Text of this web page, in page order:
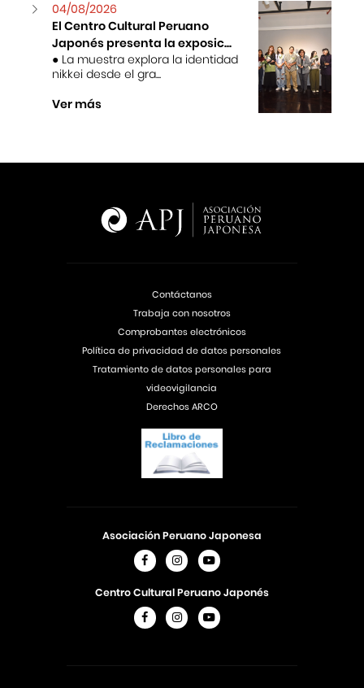
04/08/2026
El Centro Cultural Peruano
Japonés presenta la exposic...
● La muestra explora la identidad
nikkei desde el gra...
Ver más
Asociación Peruano Japonesa
Centro Cultural Peruano Japonés
Contáctanos
Trabaja con nosotros
Comprobantes electrónicos
Política de privacidad de datos personales
Tratamiento de datos personales para
videovigilancia
Derechos ARCO